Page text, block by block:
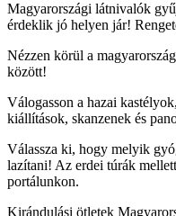
Magyarországi látnivalók
érdeklik jó helyen jár!
Nézzen körül a
között!
Válogasson a hazai
kiállítások, skanzenek és
Válassza ki, hogy melyik
lazítani! Az erdei túrák
portálunkon.
Kirándulási ötletek